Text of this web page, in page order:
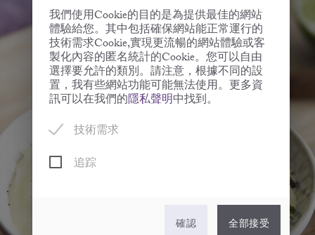
我們使用Cookie的目的是為提供最佳的網站
體驗給您。其中包括確保網站能正常運行的
技術需求Cookie,實現更流暢的網站體驗或客
製化內容的匿名統計的Cookie。您可以自由
選擇要允許的類別。請注意，根據不同的設
置，我有些網站功能可能無法使用。更多資
訊可以在我們的隱私聲明中找到。
技術需求
追踪
確認 全部接受